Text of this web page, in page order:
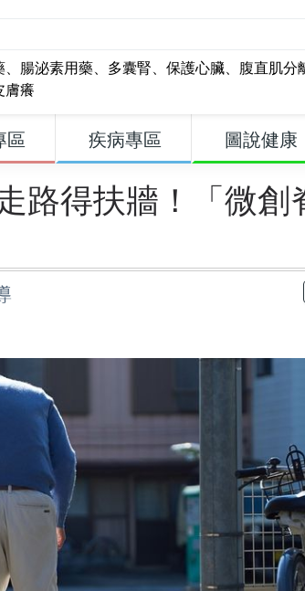
、 腸泌素用藥、 多囊腎、 保護心臟、 腹直肌分
膚癢
區 疾病專區 圖說健康
路得扶牆！「微創